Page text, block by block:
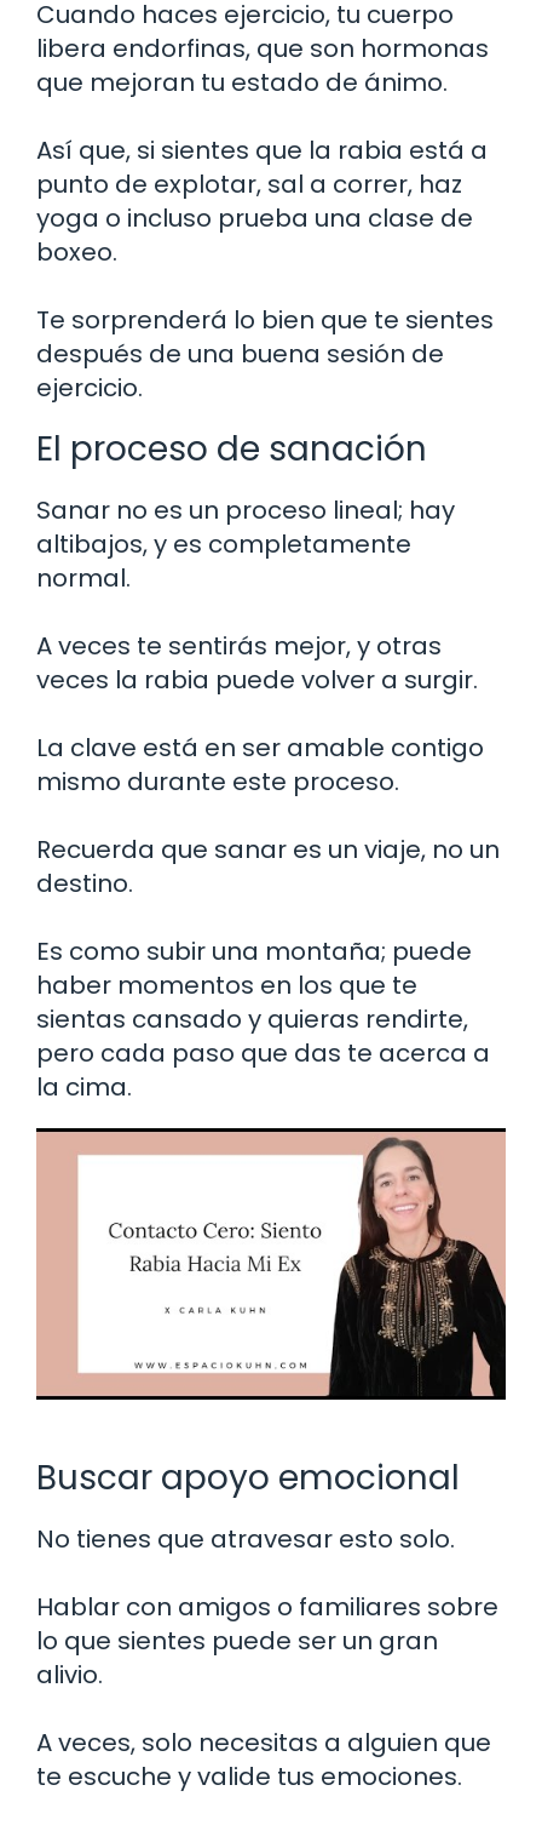
Cuando haces ejercicio, tu cuerpo
libera endorfinas, que son hormonas
que mejoran tu estado de ánimo.
Así que, si sientes que la rabia está a
punto de explotar, sal a correr, haz
yoga o incluso prueba una clase de
boxeo.
Te sorprenderá lo bien que te sientes
después de una buena sesión de
ejercicio.
El proceso de sanación
Sanar no es un proceso lineal; hay
altibajos, y es completamente
normal.
A veces te sentirás mejor, y otras
veces la rabia puede volver a surgir.
La clave está en ser amable contigo
mismo durante este proceso.
Recuerda que sanar es un viaje, no un
destino.
Es como subir una montaña; puede
haber momentos en los que te
sientas cansado y quieras rendirte,
pero cada paso que das te acerca a
la cima.
Buscar apoyo emocional
No tienes que atravesar esto solo.
Hablar con amigos o familiares sobre
lo que sientes puede ser un gran
alivio.
A veces, solo necesitas a alguien que
te escuche y valide tus emociones.